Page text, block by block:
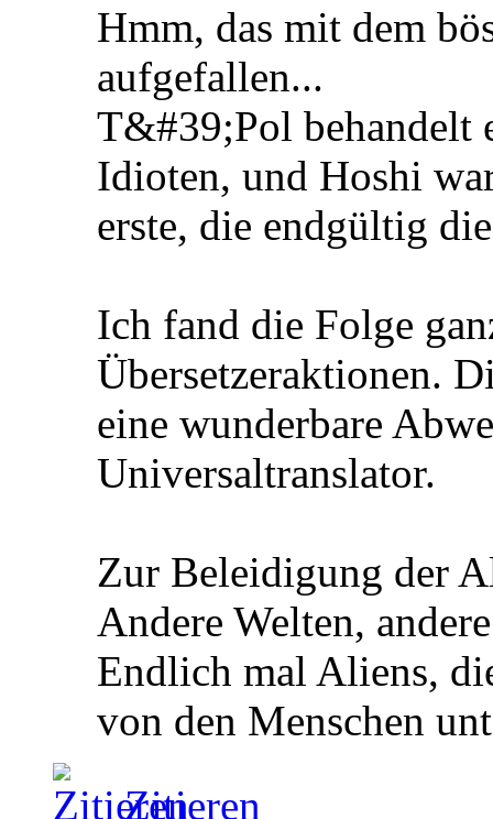
Hmm, das mit dem
aufgefallen...
T&#39;Pol behandelt
Idioten, und Hoshi
erste, die endgültig
Ich fand die Folge
Übersetzeraktionen.
eine wunderbare
Universaltranslator.
Zur Beleidigung der
Andere Welten,
Endlich mal Aliens,
von den Menschen
Zitieren